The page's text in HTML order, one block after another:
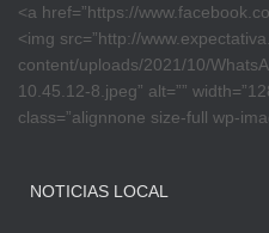
<a href=”https://
<img src=”http://
content/uploads/2021/10/
10.45.12-8.jpeg” alt=””
class=”alignnone size-full wp-
NOTICIAS LOCAL